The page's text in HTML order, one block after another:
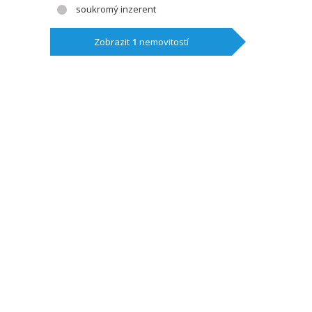
soukromý inzerent
Zobrazit 1 nemovitostí